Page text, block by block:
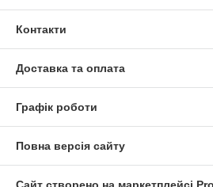
Контакти
Доставка та оплата
Графік роботи
Повна версія сайту